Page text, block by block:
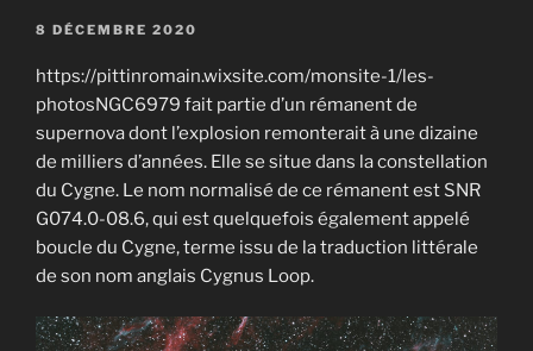
PUBLIÉ
8 DÉCEMBRE 2020
https://pittinromain.wixsite.com/monsite-1/les-
photosNGC6979 fait partie d’un rémanent de
supernova dont l’explosion remonterait à une dizaine
de milliers d’années. Elle se situe dans la constellation
du Cygne. Le nom normalisé de ce rémanent est SNR
G074.0-08.6, qui est quelquefois également appelé
boucle du Cygne, terme issu de la traduction littérale
de son nom anglais Cygnus Loop.